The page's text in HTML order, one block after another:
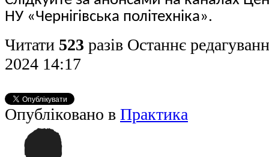
НУ «Чернігівська політехніка».
Читати 523 разів Останнє
2024 14:17
Опубліковано в Практика